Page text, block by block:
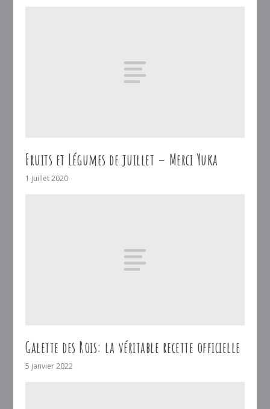
Fruits et Légumes de juillet – Merci Yuka
1 juillet 2020
Galette des Rois: la véritable recette officielle
5 janvier 2022